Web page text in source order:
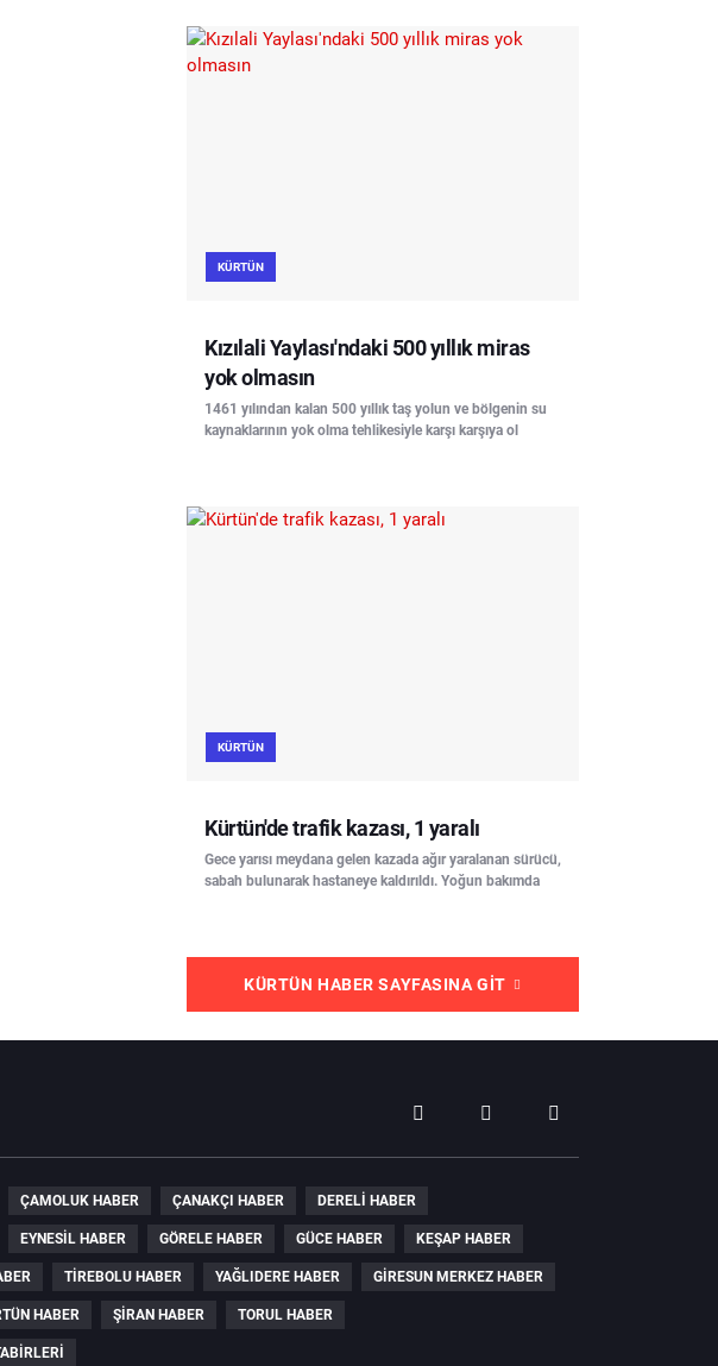
KÜRTÜN
Kızılali Yaylası'ndaki 500 yıllık miras
yok olmasın
1461 yılından kalan 500 yıllık taş yolun ve bölgenin su
kaynaklarının yok olma tehlikesiyle karşı karşıya ol
KÜRTÜN
Kürtün'de trafik kazası, 1 yaralı
Gece yarısı meydana gelen kazada ağır yaralanan sürücü,
sabah bulunarak hastaneye kaldırıldı. Yoğun bakımda
KÜRTÜN HABER SAYFASINA GIT
ÇAMOLUK HABER ÇANAKÇI HABER DERELI HABER
EYNESIL HABER GÖRELE HABER GÜCE HABER KEŞAP HABER
TIREBOLU HABER YAĞLIDERE HABER GIRESUN MERKEZ HABER
HABER ŞIRAN HABER TORUL HABER